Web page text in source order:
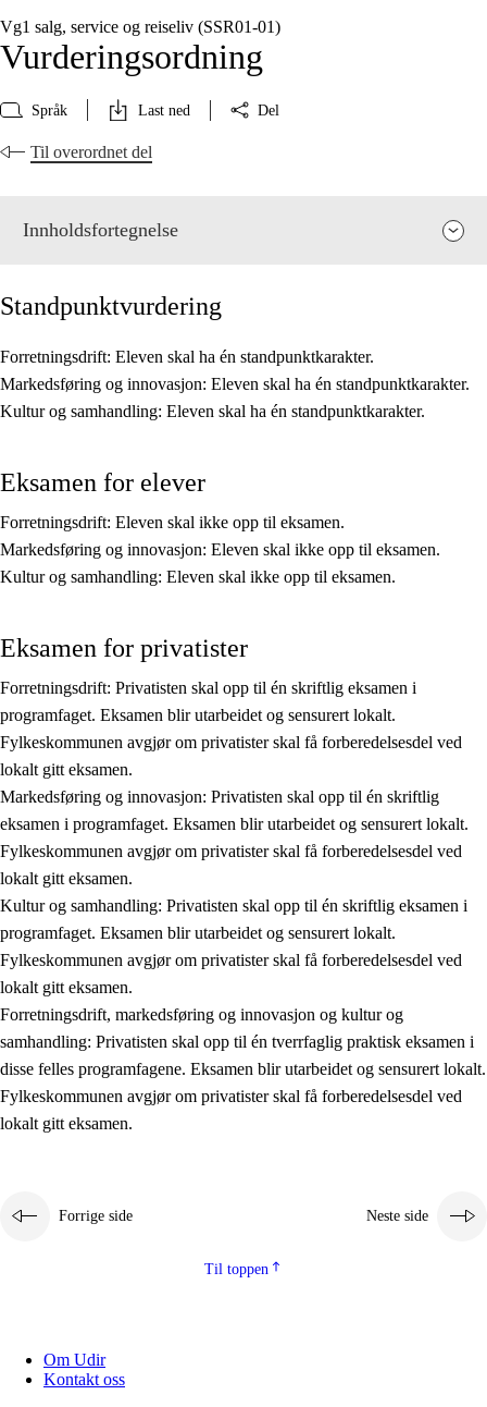
Vg1 salg, service og reiseliv (SSR01‑01)
Vurderingsordning
Språk Last ned Del
Til overordnet del
Innholdsfortegnelse
Fagenes relevans og sentrale verdier
Tverrfaglige temaer
Grunnleggende ferdigheter
Standpunktvurdering
Forretningsdrift: Eleven skal ha én standpunktkarakter.
Markedsføring og innovasjon: Eleven skal ha én standpunktkarakter.
Kultur og samhandling: Eleven skal ha én standpunktkarakter.
Eksamen for elever
Forretningsdrift: Eleven skal ikke opp til eksamen.
Markedsføring og innovasjon: Eleven skal ikke opp til eksamen.
Kultur og samhandling: Eleven skal ikke opp til eksamen.
Eksamen for privatister
Forretningsdrift: Privatisten skal opp til én skriftlig eksamen i
programfaget. Eksamen blir utarbeidet og sensurert lokalt.
Fylkeskommunen avgjør om privatister skal få forberedelsesdel ved
lokalt gitt eksamen.
Markedsføring og innovasjon: Privatisten skal opp til én skriftlig
eksamen i programfaget. Eksamen blir utarbeidet og sensurert lokalt.
Fylkeskommunen avgjør om privatister skal få forberedelsesdel ved
lokalt gitt eksamen.
Kultur og samhandling: Privatisten skal opp til én skriftlig eksamen i
programfaget. Eksamen blir utarbeidet og sensurert lokalt.
Fylkeskommunen avgjør om privatister skal få forberedelsesdel ved
lokalt gitt eksamen.
Forretningsdrift, markedsføring og innovasjon og kultur og
samhandling: Privatisten skal opp til én tverrfaglig praktisk eksamen i
disse felles programfagene. Eksamen blir utarbeidet og sensurert lokalt.
Fylkeskommunen avgjør om privatister skal få forberedelsesdel ved
lokalt gitt eksamen.
Forrige side Neste side
Til toppen
Om Udir
Kontakt oss